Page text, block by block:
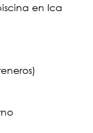
en Ica